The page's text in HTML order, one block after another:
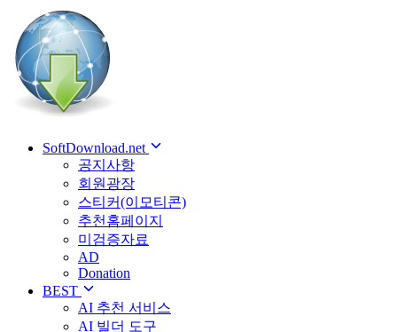
SoftDownload.net
공지사항
회원광장
스티커(이모티콘)
추천홈페이지
미검증자료
AD
Donation
BEST
AI 추천 서비스
AI 빌더 도구